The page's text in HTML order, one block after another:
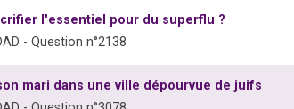
l'essentiel pour du superflu ?
- Question n°2138
mari dans une ville dépourvue de juifs